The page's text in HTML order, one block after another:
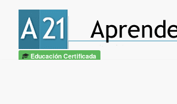
Educación Certificada